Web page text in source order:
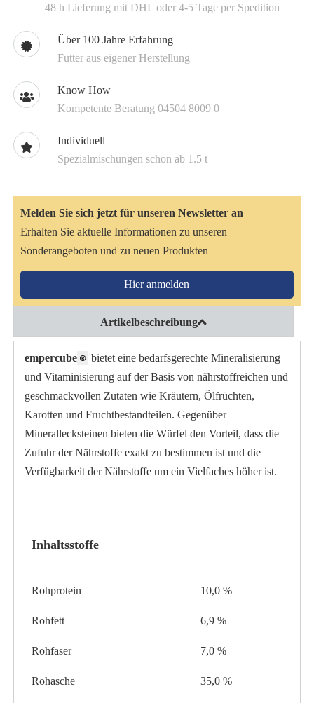
48 h Lieferung mit DHL oder 4-5 Tage per Spedition
Über 100 Jahre Erfahrung
Futter aus eigener Herstellung
Know How
Kompetente Beratung 04504 8009 0
Individuell
Spezialmischungen schon ab 1.5 t
Melden Sie sich jetzt für unseren Newsletter an
Erhalten Sie aktuelle Informationen zu unseren
Sonderangeboten und zu neuen Produkten
Hier anmelden
Artikelbeschreibung
empercube ® bietet eine bedarfsgerechte Mineralisierung
und Vitaminisierung auf der Basis von nährstoffreichen und
geschmackvollen Zutaten wie Kräutern, Ölfrüchten,
Karotten und Fruchtbestandteilen. Gegenüber
Minerallecksteinen bieten die Würfel den Vorteil, dass die
Zufuhr der Nährstoffe exakt zu bestimmen ist und die
Verfügbarkeit der Nährstoffe um ein Vielfaches höher ist.
Inhaltsstoffe
Rohprotein 10,0 %
Rohfett 6,9 %
Rohfaser 7,0 %
Rohasche 35,0 %